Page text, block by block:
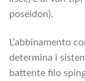
poseidon).
L’abbinamento
determina i
battente filo